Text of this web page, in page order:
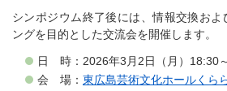
シンポジウム終了後には、情報交換お
ングを目的とした交流会を開催します。
日 時：2026年3月2日（月）18:30
会 場： 東広島芸術文化ホールくら